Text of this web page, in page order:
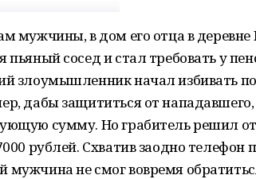
мужчины, в дом его отца в деревне
пьяный сосед и стал требовать у
злоумышленник начал избивать
дабы защититься от
сумму. Но грабитель решил
рублей. Схватив заодно
мужчина не смог вовремя